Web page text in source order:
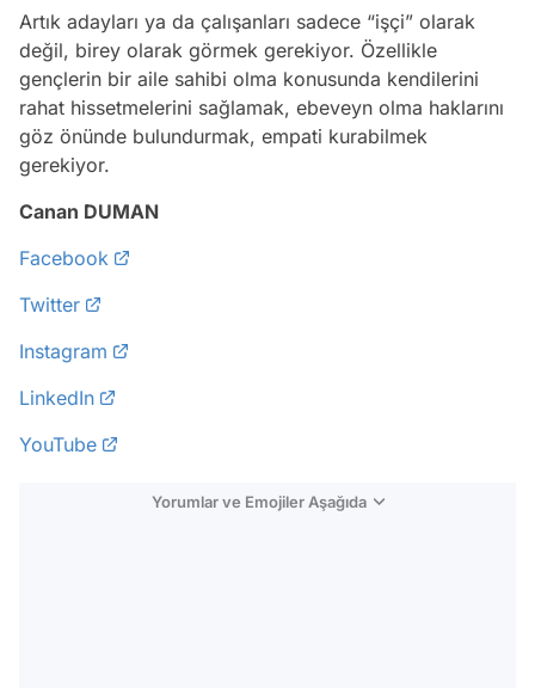
Artık adayları ya da çalışanları sadece “işçi” olarak
değil, birey olarak görmek gerekiyor. Özellikle
gençlerin bir aile sahibi olma konusunda kendilerini
rahat hissetmelerini sağlamak, ebeveyn olma haklarını
göz önünde bulundurmak, empati kurabilmek
gerekiyor.
Canan DUMAN
Facebook
Twitter
Instagram
LinkedIn
YouTube
Yorumlar ve Emojiler Aşağıda